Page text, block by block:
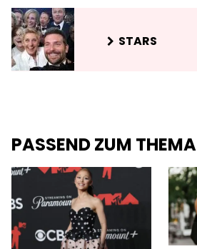
STARS
PASSEND ZUM THEMA